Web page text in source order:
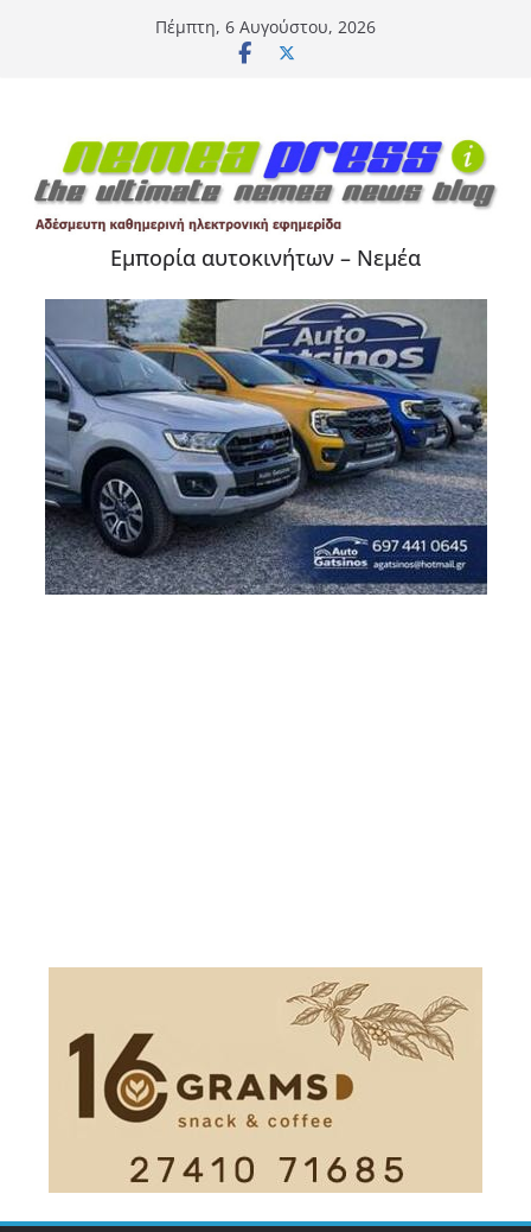
Πέμπτη, 6 Αυγούστου, 2026
Εμπορία αυτοκινήτων – Νεμέα